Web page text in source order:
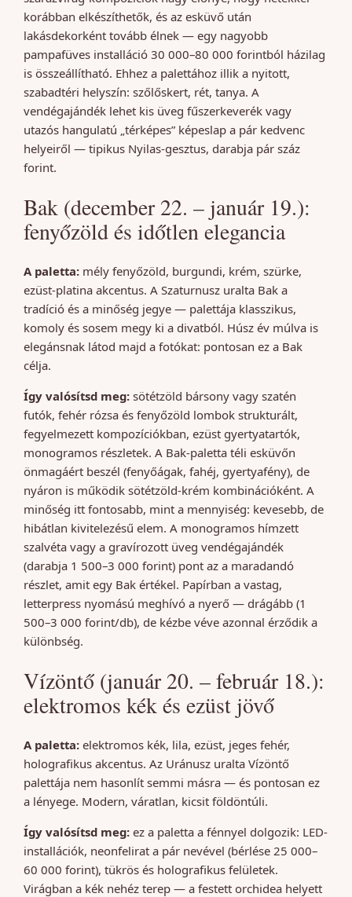
korábban elkészíthetők, és az esküvő után
lakásdekorként tovább élnek — egy nagyobb
pampafüves installáció 30 000–80 000 forintból házilag
is összeállítható. Ehhez a palettához illik a nyitott,
szabadtéri helyszín: szőlőskert, rét, tanya. A
vendégajándék lehet kis üveg fűszerkeverék vagy
utazós hangulatú „térképes” képeslap a pár kedvenc
helyeiről — tipikus Nyilas-gesztus, darabja pár száz
forint.
Bak (december 22. – január 19.):
fenyőzöld és időtlen elegancia
A paletta: mély fenyőzöld, burgundi, krém, szürke,
ezüst-platina akcentus. A Szaturnusz uralta Bak a
tradíció és a minőség jegye — palettája klasszikus,
komoly és sosem megy ki a divatból. Húsz év múlva is
elegánsnak látod majd a fotókat: pontosan ez a Bak
célja.
Így valósítsd meg: sötétzöld bársony vagy szatén
futók, fehér rózsa és fenyőzöld lombok strukturált,
fegyelmezett kompozíciókban, ezüst gyertyatartók,
monogramos részletek. A Bak-paletta téli esküvőn
önmagáért beszél (fenyőágak, fahéj, gyertyafény), de
nyáron is működik sötétzöld-krém kombinációként. A
minőség itt fontosabb, mint a mennyiség: kevesebb, de
hibátlan kivitelezésű elem. A monogramos hímzett
szalvéta vagy a gravírozott üveg vendégajándék
(darabja 1 500–3 000 forint) pont az a maradandó
részlet, amit egy Bak értékel. Papírban a vastag,
letterpress nyomású meghívó a nyerő — drágább (1
500–3 000 forint/db), de kézbe véve azonnal érződik a
különbség.
Vízöntő (január 20. – február 18.):
elektromos kék és ezüst jövő
A paletta: elektromos kék, lila, ezüst, jeges fehér,
holografikus akcentus. Az Uránusz uralta Vízöntő
palettája nem hasonlít semmi másra — és pontosan ez
a lényege. Modern, váratlan, kicsit földöntúli.
Így valósítsd meg: ez a paletta a fénnyel dolgozik: LED-
installációk, neonfelirat a pár nevével (bérlése 25 000–
60 000 forint), tükrös és holografikus felületek.
Virágban a kék nehéz terep — a festett orchidea helyett